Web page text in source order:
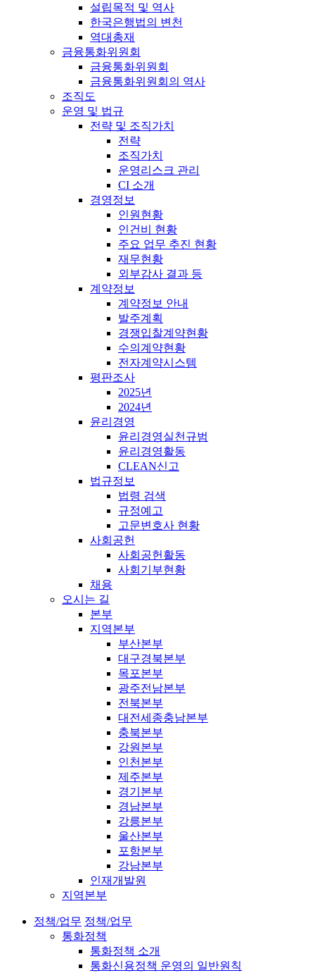
설립목적 및 역사
한국은행법의 변천
역대총재
금융통화위원회
금융통화위원회
금융통화위원회의 역사
조직도
운영 및 법규
전략 및 조직가치
전략
조직가치
운영리스크 관리
CI 소개
경영정보
인원현황
인건비 현황
주요 업무 추진 현황
재무현황
외부감사 결과 등
계약정보
계약정보 안내
발주계획
경쟁입찰계약현황
수의계약현황
전자계약시스템
평판조사
2025년
2024년
윤리경영
윤리경영실천규범
윤리경영활동
CLEAN신고
법규정보
법령 검색
규정예고
고문변호사 현황
사회공헌
사회공헌활동
사회기부현황
채용
오시는 길
본부
지역본부
부산본부
대구경북본부
목포본부
광주전남본부
전북본부
대전세종충남본부
충북본부
강원본부
인천본부
제주본부
경기본부
경남본부
강릉본부
울산본부
포항본부
강남본부
인재개발원
지역본부
정책/업무 정책/업무
통화정책
통화정책 소개
통화신용정책 운영의 일반원칙